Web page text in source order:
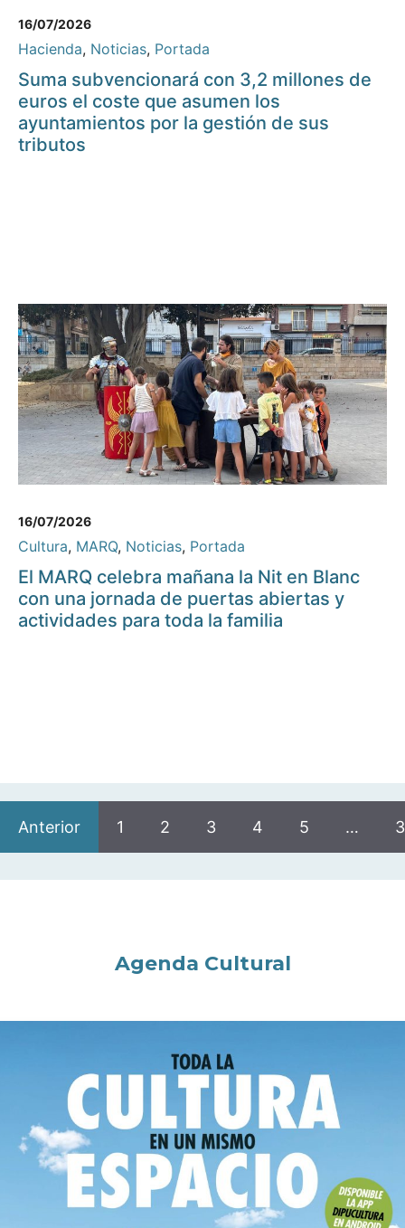
16/07/2026
Hacienda, Noticias, Portada
Suma subvencionará con 3,2 millones de
euros el coste que asumen los
ayuntamientos por la gestión de sus
tributos
16/07/2026
Cultura, MARQ, Noticias, Portada
El MARQ celebra mañana la Nit en Blanc
con una jornada de puertas abiertas y
actividades para toda la familia
Anterior 1 2 3 4 5 …
Agenda Cultural